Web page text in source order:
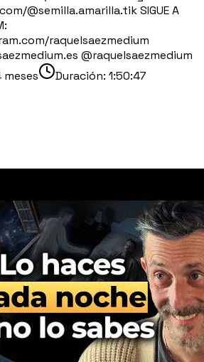
@semilla.amarilla.tik SIGUE A
raquelsaezmedium
@raquelsaezmedium
meses Duración: 1:50:47